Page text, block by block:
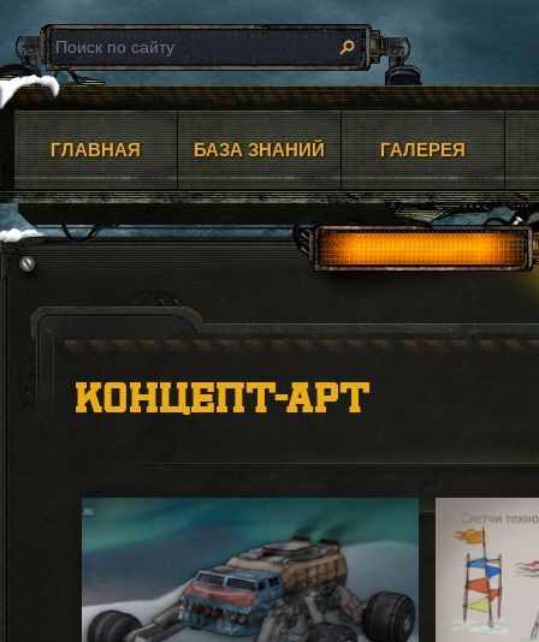
ГЛАВНАЯ БАЗА ЗНАНИЙ ГАЛЕРЕЯ
КОНЦЕПТ-АРТ